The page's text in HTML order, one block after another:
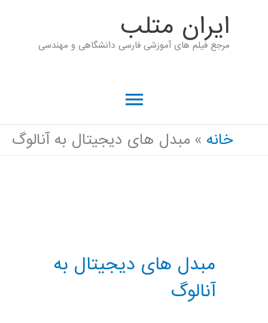
ايران متلب
مرجع فیلم های آموزشی فارسی دانشگاهی و مهندسی
فهرست
اصلی
خانه مبدل های دیجیتال به آنالوگ
مبدل های دیجیتال به
آنالوگ